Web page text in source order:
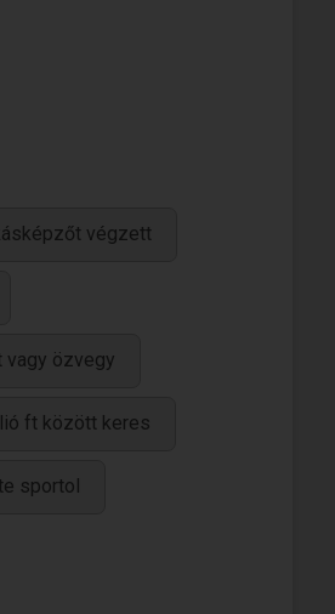
végzett
vagy özvegy
ft között keres
sportol